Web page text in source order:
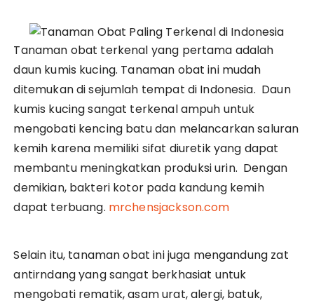
Tanaman obat terkenal yang pertama adalah
daun kumis kucing. Tanaman obat ini mudah
ditemukan di sejumlah tempat di Indonesia. Daun
kumis kucing sangat terkenal ampuh untuk
mengobati kencing batu dan melancarkan saluran
kemih karena memiliki sifat diuretik yang dapat
membantu meningkatkan produksi urin. Dengan
demikian, bakteri kotor pada kandung kemih
dapat terbuang. mrchensjackson.com
Selain itu, tanaman obat ini juga mengandung zat
antirndang yang sangat berkhasiat untuk
mengobati rematik, asam urat, alergi, batuk,